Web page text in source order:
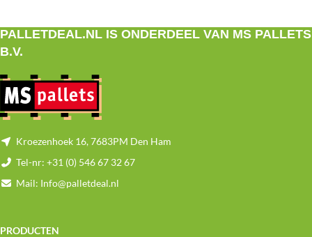
PALLETDEAL.NL IS ONDERDEEL VAN MS PALLETS
B.V.
Kroezenhoek 16, 7683PM Den Ham
Tel-nr: +31 (0) 546 67 32 67
Mail: Info@palletdeal.nl
PRODUCTEN